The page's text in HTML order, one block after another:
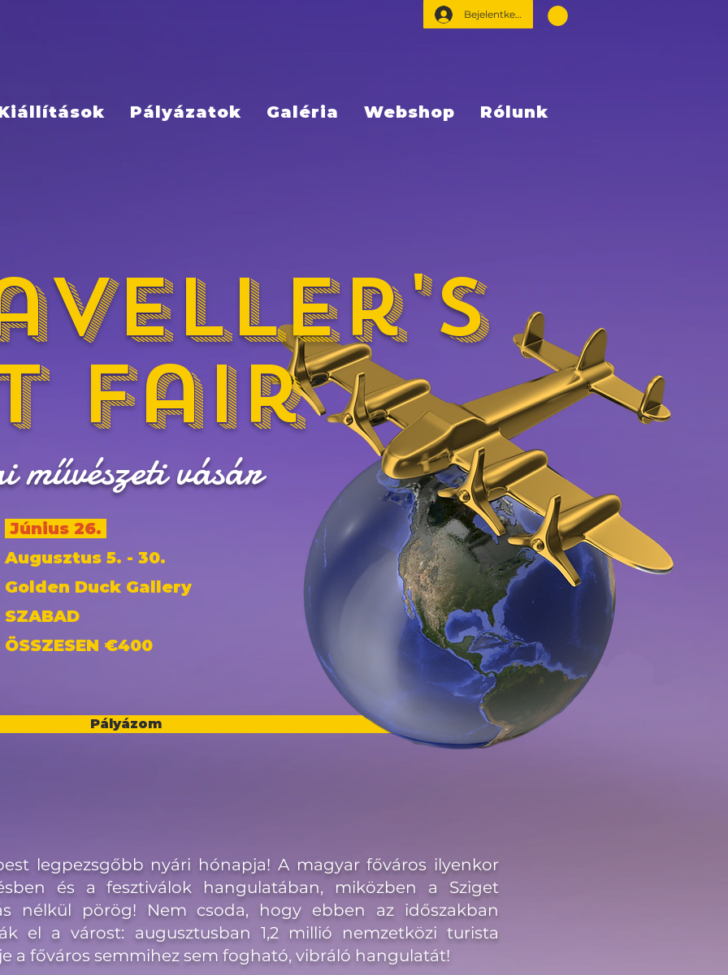
Bejelentkezés
Pályázatok Galéria Webshop Rólunk
Pályázom
Fair
művészeti vásár
Június 26.
Augusztus 5. - 30.
Golden Duck Gallery
SZABAD
ÖSSZESEN €400
legpezsgőbb nyári hónapja! A magyar főváros ilyenkor
és a fesztiválok hangulatában, miközben a Sziget
nélkül pörög! Nem csoda, hogy ebben az időszakban
el a várost: augusztusban 1,2 millió nemzetközi turista
a főváros semmihez sem fogható, vibráló hangulatát!